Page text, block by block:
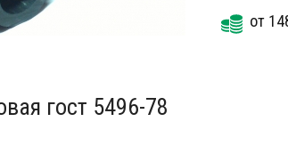
от
гост 5496-78